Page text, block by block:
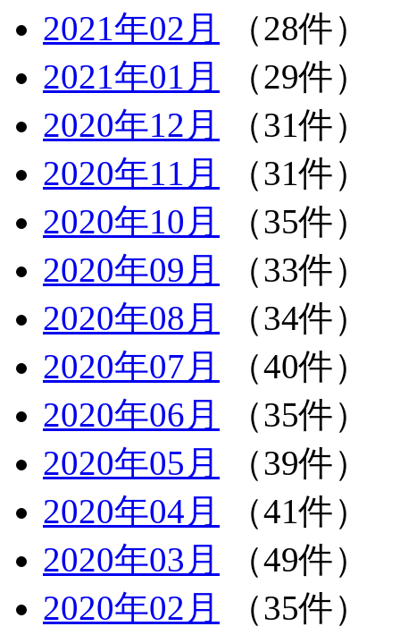
2021年02月
（28件）
2021年01月
（29件）
2020年12月
（31件）
2020年11月
（31件）
2020年10月
（35件）
2020年09月
（33件）
2020年08月
（34件）
2020年07月
（40件）
2020年06月
（35件）
2020年05月
（39件）
2020年04月
（41件）
2020年03月
（49件）
2020年02月
（35件）